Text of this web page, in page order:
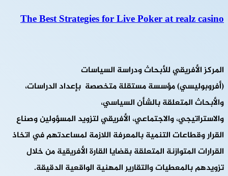
The Best Strategies for Live Poker at realz casino
المركز الأفريقي للأبحاث ودراسة السياسات
(أفروبوليسي) مؤسسة مستقلة متخصصة بإعداد الدراسات،
والأبحاث المتعلقة بالشأن السياسي،
والاستراتيجي، والاجتماعي، الأفريقي لتزويد المسؤولين وصناع
القرار وقطاعات التنمية بالمعرفة اللازمة لمساعدتهم في اتخاذ
القرارات المتوازنة المتعلقة بقضايا القارة الأفريقية من خلال
تزويدهم بالمعطيات والتقارير المهنية الواقعية الدقيقة.